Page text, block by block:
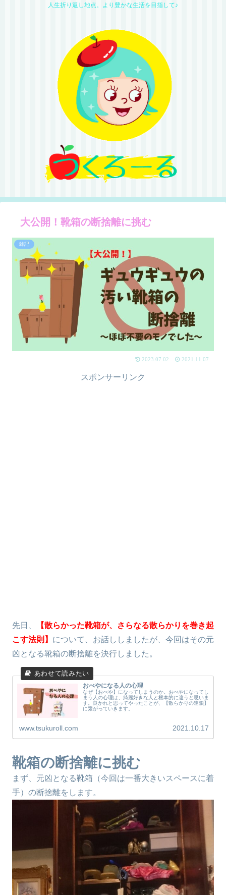
人生折り返し地点。より豊かな生活を目指して♪
大公開！靴箱の断捨離に挑む
雑記
2023.07.02 2021.11.07
スポンサーリンク
先日、
【散らかった靴箱が、さらなる散らかりを巻き起
こす法則】 について、お話ししましたが、今回はその元
凶となる靴箱の断捨離を決行しました。
おべやになる人の心理
なぜ【おべや】になってしまうのか。おべやになってし
まう人の心理は、綺麗好きな人と根本的に違うと思いま
す。良かれと思ってやったことが、【散らかりの連鎖】
に繋がっていきます。
www.tsukuroll.com 2021.10.17
靴箱の断捨離に挑む
まず、元凶となる靴箱（今回は一番大きいスペースに着
手）の断捨離をします。